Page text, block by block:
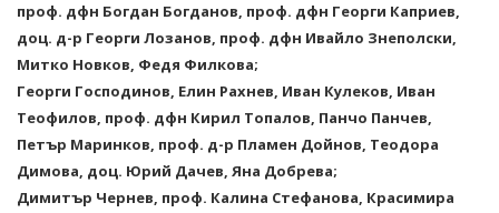
проф. дфн Богдан Богданов, проф. дфн Георги Каприев,
доц. д-р Георги Лозанов, проф. дфн Ивайло Знеполски,
Митко Новков, Федя Филкова;
Георги Господинов, Елин Рахнев, Иван Кулеков, Иван
Теофилов, проф. дфн Кирил Топалов, Панчо Панчев,
Петър Маринков, проф. д-р Пламен Дойнов, Теодора
Димова, доц. Юрий Дачев, Яна Добрева;
Димитър Чернев, проф. Калина Стефанова, Красимира